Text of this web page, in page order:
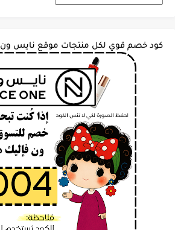
كود خصم قوي لكل منتجات موقع نايس ون Nice One